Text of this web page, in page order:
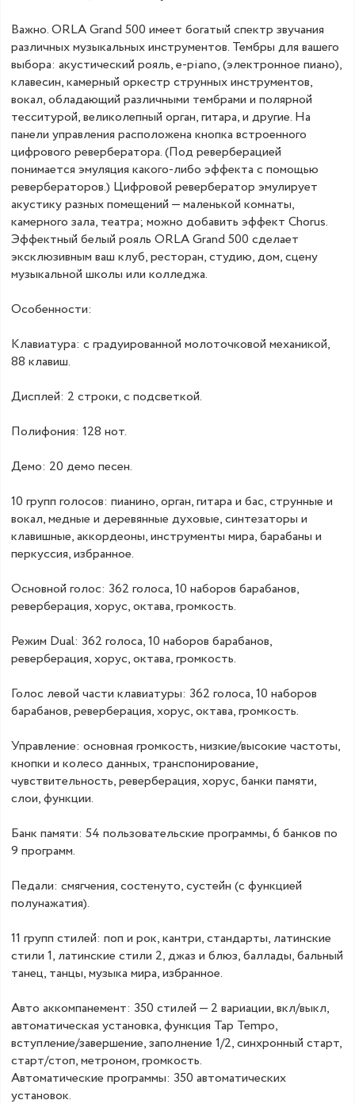
Важно. ORLA Grand 500 имеет богатый спектр звучания
различных музыкальных инструментов. Тембры для вашего
выбора: акустический рояль, e-piano, (электронное пиано),
клавесин, камерный оркестр струнных инструментов,
вокал, обладающий различными тембрами и полярной
тесситурой, великолепный орган, гитара, и другие. На
панели управления расположена кнопка встроенного
цифрового ревербератора. (Под реверберацией
понимается эмуляция какого-либо эффекта с помощью
ревербераторов.) Цифровой ревербератор эмулирует
акустику разных помещений — маленькой комнаты,
камерного зала, театра; можно добавить эффект Chorus.
Эффектный белый рояль ORLA Grand 500 сделает
эксклюзивным ваш клуб, ресторан, студию, дом, сцену
музыкальной школы или колледжа.
Особенности:
Клавиатура: с градуированной молоточковой механикой,
88 клавиш.
Дисплей: 2 строки, с подсветкой.
Полифония: 128 нот.
Демо: 20 демо песен.
10 групп голосов: пианино, орган, гитара и бас, струнные и
вокал, медные и деревянные духовые, синтезаторы и
клавишные, аккордеоны, инструменты мира, барабаны и
перкуссия, избранное.
Основной голос: 362 голоса, 10 наборов барабанов,
реверберация, хорус, октава, громкость.
Режим Dual: 362 голоса, 10 наборов барабанов,
реверберация, хорус, октава, громкость.
Голос левой части клавиатуры: 362 голоса, 10 наборов
барабанов, реверберация, хорус, октава, громкость.
Управление: основная громкость, низкие/высокие частоты,
кнопки и колесо данных, транспонирование,
чувствительность, реверберация, хорус, банки памяти,
слои, функции.
Банк памяти: 54 пользовательские программы, 6 банков по
9 программ.
Педали: смягчения, состенуто, сустейн (с функцией
полунажатия).
11 групп стилей: поп и рок, кантри, стандарты, латинские
стили 1, латинские стили 2, джаз и блюз, баллады, бальный
танец, танцы, музыка мира, избранное.
Авто аккомпанемент: 350 стилей — 2 вариации, вкл/выкл,
автоматическая установка, функция Tap Tempo,
вступление/завершение, заполнение 1/2, синхронный старт,
старт/стоп, метроном, громкость.
Автоматические программы: 350 автоматических
установок.